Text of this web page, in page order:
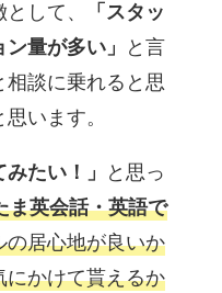
して、
「スタッ
量が多い」
と言
相談に乗れると思
います。
たい！」
と思っ
ま英会話・英語で
の居心地が良いか
にかけて貰えるか